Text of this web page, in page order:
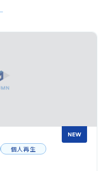
NEW
個人再生